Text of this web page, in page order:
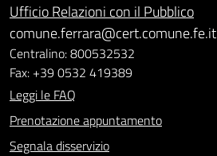
Ufficio Relazioni con il Pubblico
comune.ferrara@cert.comune.fe.it
Centralino: 800532532
Fax: +39 0532 419389
Leggi le FAQ
Prenotazione appuntamento
Segnala disservizio